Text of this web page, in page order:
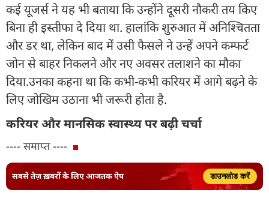
कई यूजर्स ने यह भी बताया कि उन्होंने दूसरी नौकरी तय किए
बिना ही इस्तीफा दे दिया था. हालांकि शुरुआत में अनिश्चितता
और डर था, लेकिन बाद में उसी फैसले ने उन्हें अपने कम्फर्ट
जोन से बाहर निकलने और नए अवसर तलाशने का मौका
दिया.उनका कहना था कि कभी-कभी करियर में आगे बढ़ने के
लिए जोखिम उठाना भी जरूरी होता है.
करियर और मानसिक स्वास्थ्य पर बढ़ी चर्चा
---- समाप्त ----
सबसे तेज़ ख़बरों के लिए आजतक ऐप डाउनलोड करें